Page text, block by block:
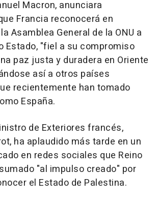
Macron, anunciara
Francia reconocerá en
Asamblea General de la ONU a
Estado, "fiel a su compromiso
paz justa y duradera en Oriente
así a otros países
recientemente han tomado
España.
de Exteriores francés,
ha aplaudido más tarde en un
en redes sociales que Reino
"al impulso creado" por
el Estado de Palestina.